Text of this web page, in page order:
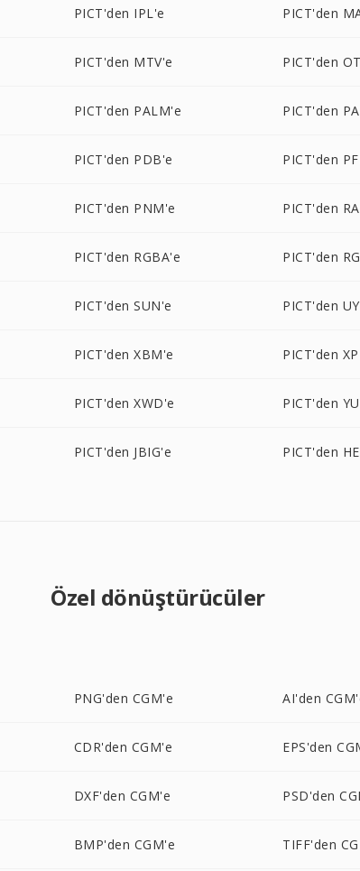
PICT'den IPL'e PICT'den
PICT'den MTV'e PICT'den
PICT'den PALM'e PICT'den
PICT'den PDB'e PICT'den
PICT'den PNM'e PICT'den
PICT'den RGBA'e PICT'den
PICT'den SUN'e PICT'den
PICT'den XBM'e PICT'den
PICT'den XWD'e PICT'den
PICT'den JBIG'e PICT'den
Özel dönüştürücüler
PNG'den CGM'e AI'den
CDR'den CGM'e EPS'den
DXF'den CGM'e PSD'den
BMP'den CGM'e TIFF'den